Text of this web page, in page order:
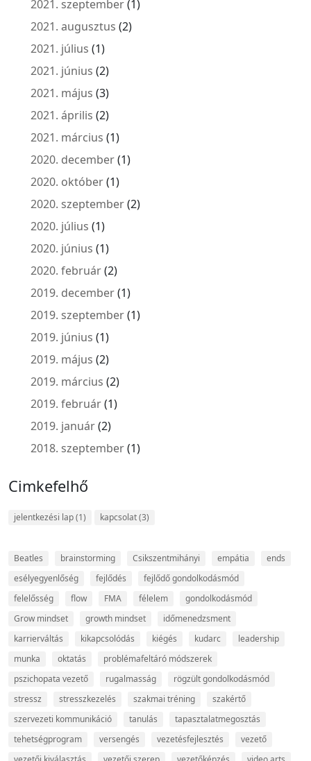
2021. szeptember(1)
2021. augusztus (2)
2021. július (1)
2021. június (2)
2021. május (3)
2021. április (2)
2021. március (1)
2020. december(1)
2020. október(1)
2020. szeptember(2)
2020. július (1)
2020. június (1)
2020. február(2)
2019. december(1)
2019. szeptember(1)
2019. június (1)
2019. május (2)
2019. március (2)
2019. február(1)
2019. január(2)
2018. szeptember(1)
Cimkefelhő
jelentkezési lap(1) kapcsolat(3)
Beatles brainstorming Csikszentmihányi empátia
ends
esélyegyenlőség
fejlődés
fejlődő gondolkodásmód
felelősség
flow FMA félelem
gondolkodásmód
Grow mindset
growth mindset
időmenedzsment
karrierváltás
kikapcsolódás kiégés kudarc
leadership
munka
oktatás
problémafeltáró módszerek
pszichopata vezető
rugalmasság
rögzült gondolkodásmód
stressz
stresszkezelés szakmai tréning
szakértő
szervezeti kommunikáció
tanulás
tapasztalatmegosztás
tehetségprogram
versengés vezetésfejlesztés
vezető